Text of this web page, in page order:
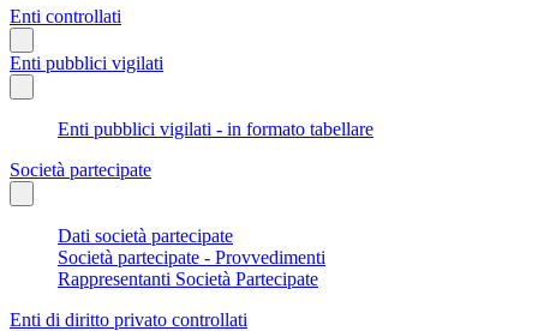
Enti controllati
Enti pubblici vigilati
Enti pubblici vigilati - in formato tabellare
Società partecipate
Dati società partecipate
Società partecipate - Provvedimenti
Rappresentanti Società Partecipate
Enti di diritto privato controllati